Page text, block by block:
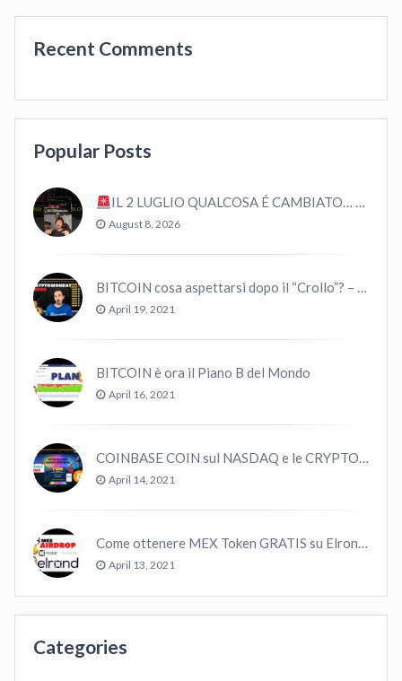
Recent Comments
Popular Posts
IL 2 LUGLIO QUALCOSA É CAMBIATO… #bitcoin #crypto #trading
August 8, 2026
BITCOIN cosa aspettarsi dopo il “Crollo”? – CryptoMonday NEWS w16/’21
April 19, 2021
BITCOIN è ora il Piano B del Mondo
April 16, 2021
COINBASE COIN sul NASDAQ e le CRYPTO volano!
April 14, 2021
Come ottenere MEX Token GRATIS su Elrond ?
April 13, 2021
Categories